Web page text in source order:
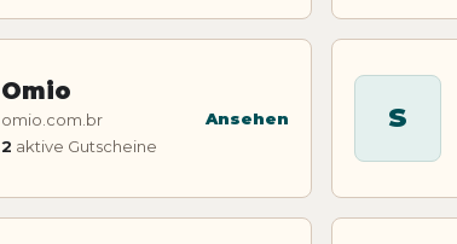
Omio
omio.com.br
2 aktive Gutscheine
Ansehen S